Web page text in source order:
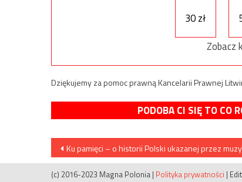
30 zł
Zobacz
Dziękujemy za pomoc prawną Kancelarii Prawnej
PODOBA CI SIĘ TO CO
Nawigacja
wpisu
Ku pamięci – o historii Polski ukazanej przez
(c) 2016-2023 Magna Polonia | Polityka prywatności |